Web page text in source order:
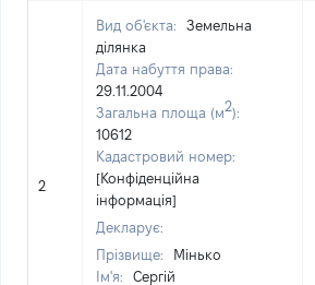
2
Вид об'єкта:
Земельна
ділянка
Дата набуття права:
29.11.2004
Загальна площа (м2):
10612
Кадастровий номер:
[Конфіденційна
інформація]
Декларує:
Прізвище:
Мінько
Ім'я:
Сергій